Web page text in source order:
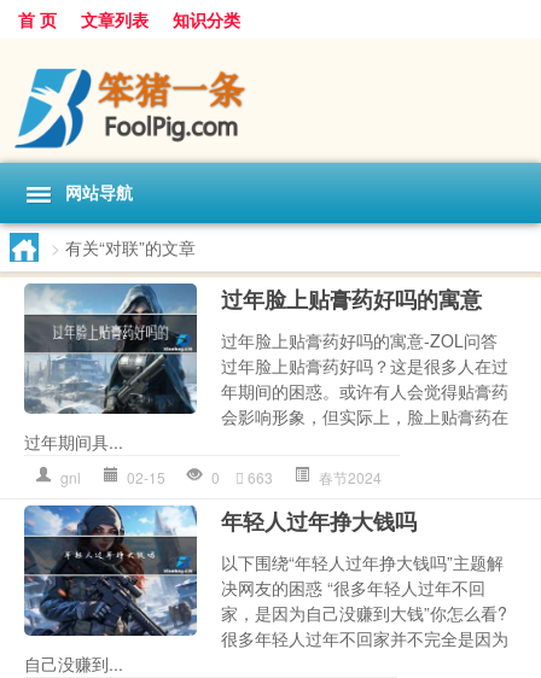
首 页 文章列表 知识分类
网站导航
> 有关“对联”的文章
过年脸上贴膏药好吗的寓意
过年脸上贴膏药好吗的寓意-ZOL问答
过年脸上贴膏药好吗？这是很多人在过
年期间的困惑。或许有人会觉得贴膏药
会影响形象，但实际上，脸上贴膏药在
过年期间具...
gnl 02-15 0 663 春节2024
年轻人过年挣大钱吗
以下围绕“年轻人过年挣大钱吗”主题解
决网友的困惑 “很多年轻人过年不回
家，是因为自己没赚到大钱”你怎么看?
很多年轻人过年不回家并不完全是因为
自己没赚到...